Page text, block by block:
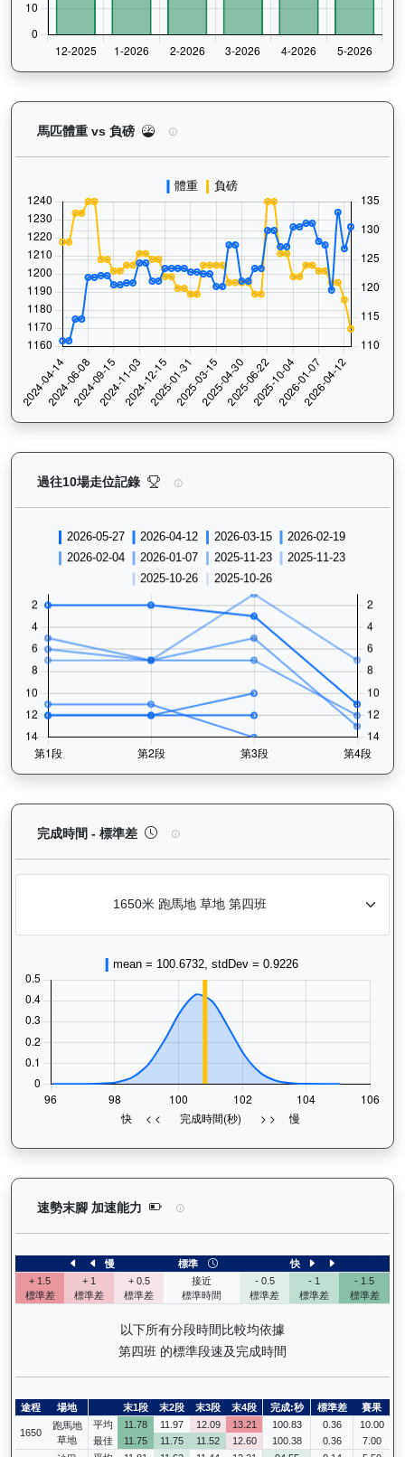
馬匹體重 vs 負磅 魯班精神（J233）— 馬匹體重與負磅
過往10場走位記錄 魯班精神（J233）— 過往走位記錄圖
完成時間 - 標準差 魯班精神（J233）— 完成時間標準差
速勢末腳 加速能力 魯班精神（J233）— 速勢末腳加速能
慢 標準
快
+ 1.5
標準差
+ 1
標準差
+ 0.5
標準差
接近
標準時間
- 0.5
標準差
- 1
標準差
- 1.5
標準差
以下所有分段時間比較均依據
第四班 的標準段速及完成時間
途程 場地 末1段 末2段 末3段 末4段 完成:秒 標準差 賽果
1650
跑馬地
草地
平均 11.78 11.97 12.09 13.21 100.83 0.36
10.00
最佳
11.75 11.75 11.52 12.60 100.38 0.36
7.00